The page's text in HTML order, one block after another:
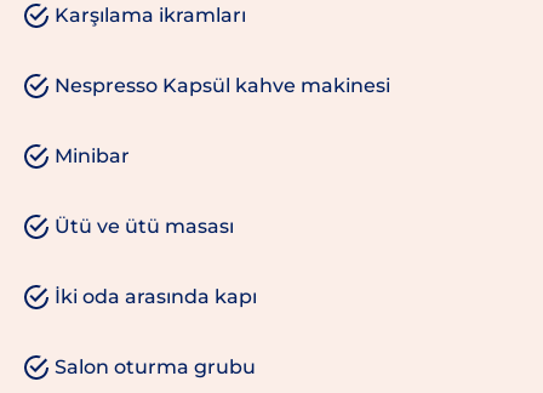
Karşılama ikramları
Nespresso Kapsül kahve makinesi
Minibar
Ütü ve ütü masası
İki oda arasında kapı
Salon oturma grubu